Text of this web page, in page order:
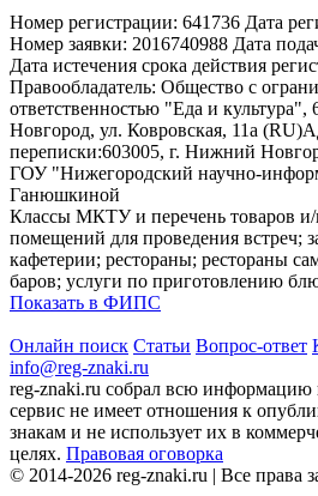
Номер регистрации: 641736 Дата
Номер заявки: 2016740988 Дата
Дата истечения срока действия
Правообладатель: Общество с
ответственностью "Еда и
Новгород, ул. Ковровская, 11а (RU)
переписки:603005, г. Нижний
ГОУ "Нижегородский научно-
Ганюшкиной
Классы МКТУ и перечень товаров и/
помещений для проведения встреч;
кафетерии; рестораны; рестораны
баров; услуги по приготовлению
Показать в ФИПС
Онлайн поиск Статьи Вопрос-ответ
info@reg-znaki.ru
reg-znaki.ru собрал всю информацию
сервис не имеет отношения к
знакам и не использует их в
целях. Правовая оговорка
© 2014-2026 reg-znaki.ru | Все права